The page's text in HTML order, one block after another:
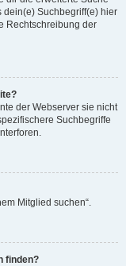
dein(e) Suchbegriff(e) hier
Rechtschreibung der
der Webserver sie nicht
Suchbegriffe
Mitglied suchen“.
finden?